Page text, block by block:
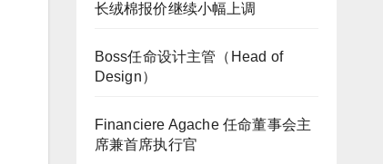
长绒棉报价继续小幅上调
Boss任命设计主管（Head of
Design）
Financiere Agache 任命董事会主
席兼首席执行官